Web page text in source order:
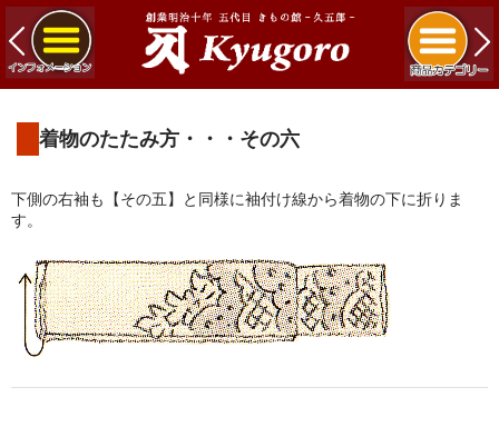
着物のたたみ方・・・その六
下側の右袖も【その五】と同様に袖付け線から着物の下に折りま
す。